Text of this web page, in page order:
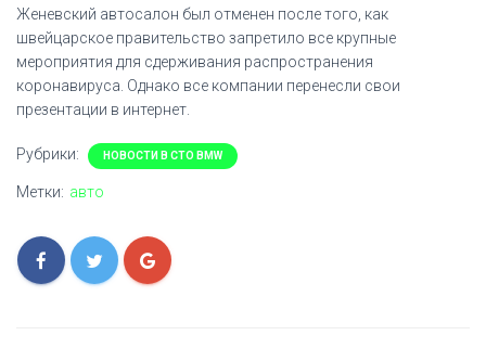
Женевский автосалон был отменен после того, как
швейцарское правительство запретило все крупные
мероприятия для сдерживания распространения
коронавируса. Однако все компании перенесли свои
презентации в интернет.
Рубрики: НОВОСТИ В СТО BMW
Метки: авто